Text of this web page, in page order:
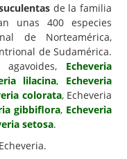
de la familia
unas 400 especies
de Norteamérica,
de Sudamérica.
agavoides, Echeveria
lilacina, Echeveria
colorata, Echeveria
gibbiflora, Echeveria
setosa.